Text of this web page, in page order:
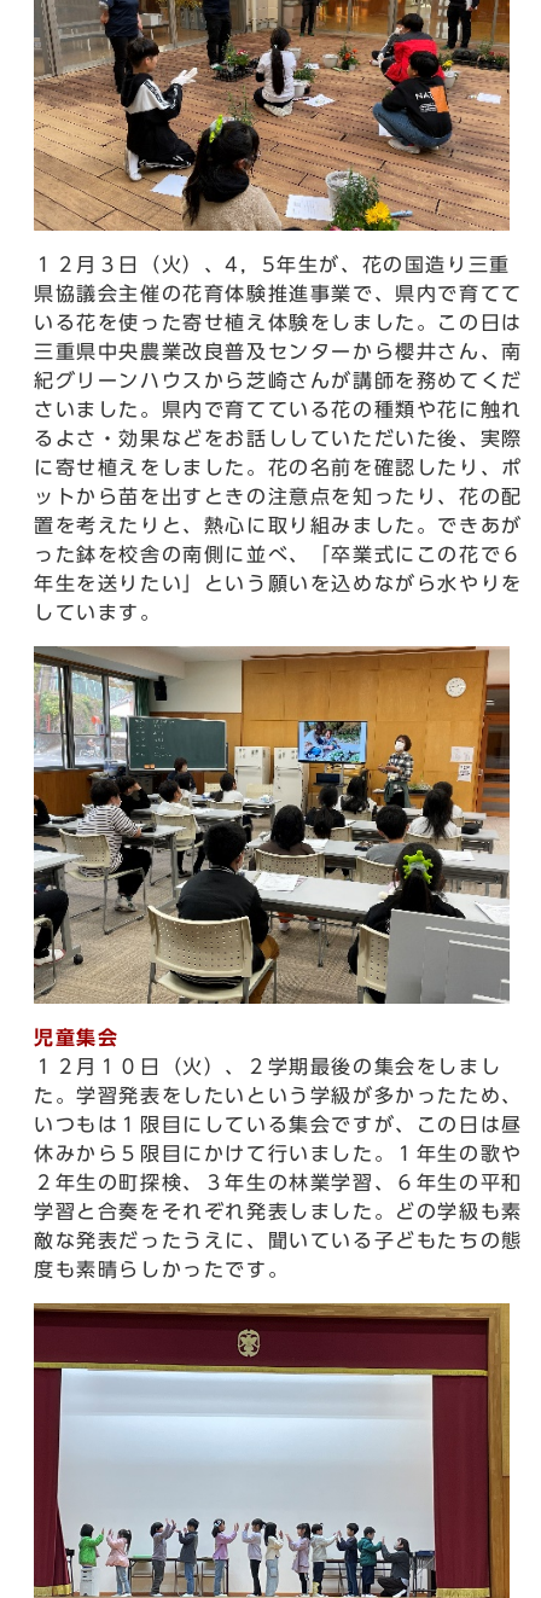
１２月３日（火）、4，5年生が、花の国造り三重
県協議会主催の花育体験推進事業で、県内で育てて
いる花を使った寄せ植え体験をしました。この日は
三重県中央農業改良普及センターから櫻井さん、南
紀グリーンハウスから芝崎さんが講師を務めてくだ
さいました。県内で育てている花の種類や花に触れ
るよさ・効果などをお話ししていただいた後、実際
に寄せ植えをしました。花の名前を確認したり、ポ
ットから苗を出すときの注意点を知ったり、花の配
置を考えたりと、熱心に取り組みました。できあが
った鉢を校舎の南側に並べ、「卒業式にこの花で６
年生を送りたい」という願いを込めながら水やりを
しています。
児童集会
１２月１０日（火）、２学期最後の集会をしまし
た。学習発表をしたいという学級が多かったため、
いつもは１限目にしている集会ですが、この日は昼
休みから５限目にかけて行いました。１年生の歌や
２年生の町探検、３年生の林業学習、６年生の平和
学習と合奏をそれぞれ発表しました。どの学級も素
敵な発表だったうえに、聞いている子どもたちの態
度も素晴らしかったです。